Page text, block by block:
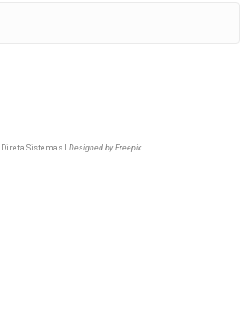
Direta Sistemas I Designed by Freepik